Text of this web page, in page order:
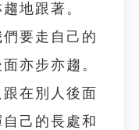
地跟著。
要走自己的
亦步亦趨。
在別人後面
己的長處和